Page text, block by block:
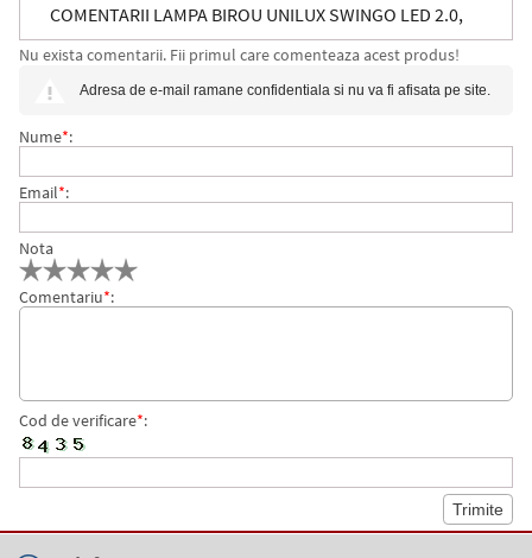
COMENTARII LAMPA BIROU UNILUX SWINGO LED 2.0,
NEGRU, REGLABILA
Nu exista comentarii. Fii primul care comenteaza acest produs!
Adresa de e-mail ramane confidentiala si nu va fi afisata pe site.
Nume*:
Email*:
Nota
Comentariu*:
Cod de verificare*: